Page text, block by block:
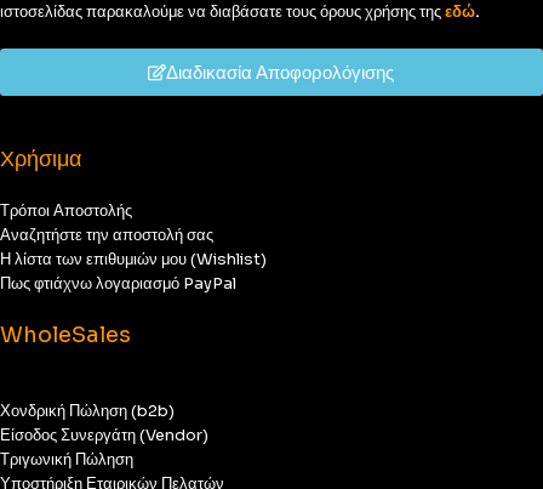
ιστοσελίδας παρακαλούμε να διαβάσατε τους όρους χρήσης τηςεδώ.
Διαδικασία Αποφορολόγισης
Χρήσιμα
Τρόποι Αποστολής
Αναζητήστε την αποστολή σας
Η λίστα των επιθυμιών μου (Wishlist)
Πως φτιάχνω λογαριασμό PayPal
WholeSales
Χονδρική Πώληση (b2b)
Είσοδος Συνεργάτη (Vendor)
Τριγωνική Πώληση
Υποστήριξη Εταιρικών Πελατών